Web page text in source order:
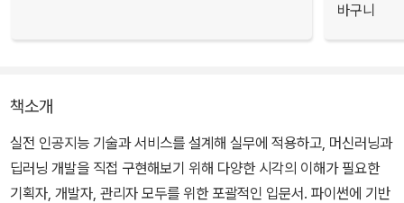
바구니
책소개
실전 인공지능 기술과 서비스를 설계해 실무에 적용하고, 머신러닝과
딥러닝 개발을 직접 구현해보기 위해 다양한 시각의 이해가 필요한
기획자, 개발자, 관리자 모두를 위한 포괄적인 입문서. 파이썬에 기반